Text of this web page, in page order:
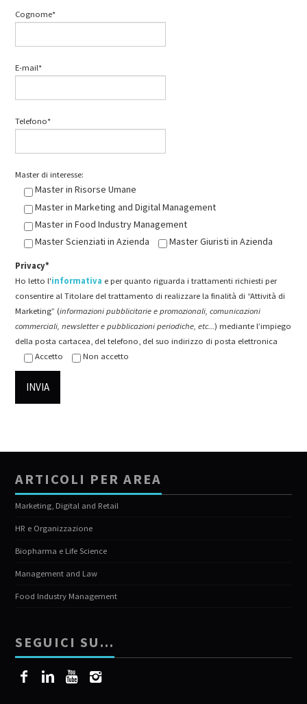
Cognome*
E-mail*
Telefono*
Master di interesse:
Master in Risorse Umane
Master in Marketing and Digital Management
Master in Food Industry Management
Master Scienziati in Azienda
Master Giuristi in Azienda
Privacy*
Ho letto l'informativa e per quanto riguarda i trattamenti richiesti per
consentire al Titolare del trattamento di realizzare la finalità di “Attività di
Marketing” (informazioni pubblicitarie e promozionali, comunicazioni
commerciali, newsletter e pubblicazioni periodiche, etc...) mediante l’impiego
della posta cartacea, del telefono, del suo indirizzo di posta elettronica
Accetto
Non accetto
ARTICOLI PER AREA
Marketing, Digital and Retail
HR e Organizzazione
Biopharma e Life Science
Management and Law
Food Industry Management
SEGUICI SU…